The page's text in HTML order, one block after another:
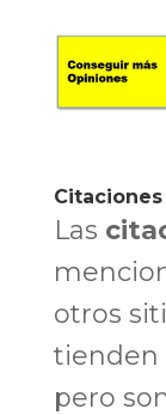
Las
otros
tienden
pero